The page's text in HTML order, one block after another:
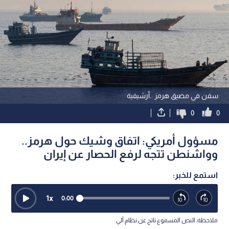
سفن في مضيق هرمز ..أرشيفية
0
0
مسؤول أمريكي: اتفاق وشيك حول هرمز..
وواشنطن تتجه لرفع الحصار عن إيران
استمع للخبر:
0:00
1x
ملاحظة: النص المسموع ناتج عن نظام آلي